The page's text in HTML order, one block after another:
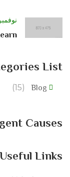
نوفمبر 03, 2020
&...
List
Blog
(15)
Causes
Useful Links